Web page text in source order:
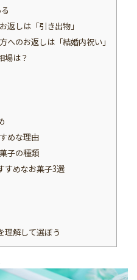
返しは「引き出物」
のお返しは「結婚内祝い」
場は？
めな理由
子の種類
すめなお菓子3選
理解して選ぼう